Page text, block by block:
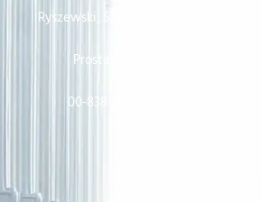
Ryszewski, Szubierajski Sp.k.
Prosta Street 51
00-838 Warszawa